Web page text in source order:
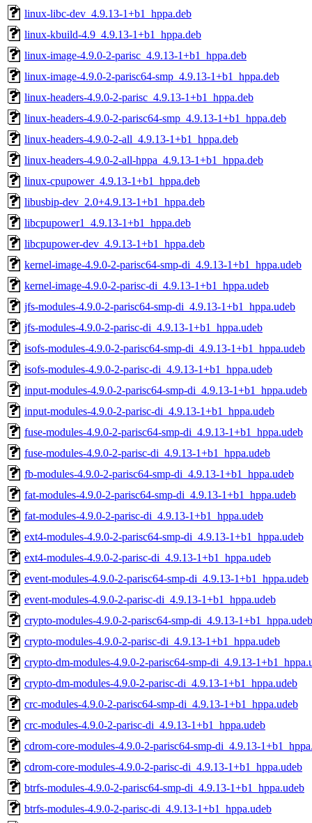
linux-libc-dev_4.9.13-1+b1_hppa.deb
linux-kbuild-4.9_4.9.13-1+b1_hppa.deb
linux-image-4.9.0-2-parisc_4.9.13-1+b1_hppa.deb
linux-image-4.9.0-2-parisc64-smp_4.9.13-1+b1_hppa.deb
linux-headers-4.9.0-2-parisc_4.9.13-1+b1_hppa.deb
linux-headers-4.9.0-2-parisc64-smp_4.9.13-1+b1_hppa.deb
linux-headers-4.9.0-2-all_4.9.13-1+b1_hppa.deb
linux-headers-4.9.0-2-all-hppa_4.9.13-1+b1_hppa.deb
linux-cpupower_4.9.13-1+b1_hppa.deb
libusbip-dev_2.0+4.9.13-1+b1_hppa.deb
libcpupower1_4.9.13-1+b1_hppa.deb
libcpupower-dev_4.9.13-1+b1_hppa.deb
kernel-image-4.9.0-2-parisc64-smp-di_4.9.13-1+b1_hppa.udeb
kernel-image-4.9.0-2-parisc-di_4.9.13-1+b1_hppa.udeb
jfs-modules-4.9.0-2-parisc64-smp-di_4.9.13-1+b1_hppa.udeb
jfs-modules-4.9.0-2-parisc-di_4.9.13-1+b1_hppa.udeb
isofs-modules-4.9.0-2-parisc64-smp-di_4.9.13-1+b1_hppa.udeb
isofs-modules-4.9.0-2-parisc-di_4.9.13-1+b1_hppa.udeb
input-modules-4.9.0-2-parisc64-smp-di_4.9.13-1+b1_hppa.udeb
input-modules-4.9.0-2-parisc-di_4.9.13-1+b1_hppa.udeb
fuse-modules-4.9.0-2-parisc64-smp-di_4.9.13-1+b1_hppa.udeb
fuse-modules-4.9.0-2-parisc-di_4.9.13-1+b1_hppa.udeb
fb-modules-4.9.0-2-parisc64-smp-di_4.9.13-1+b1_hppa.udeb
fat-modules-4.9.0-2-parisc64-smp-di_4.9.13-1+b1_hppa.udeb
fat-modules-4.9.0-2-parisc-di_4.9.13-1+b1_hppa.udeb
ext4-modules-4.9.0-2-parisc64-smp-di_4.9.13-1+b1_hppa.udeb
ext4-modules-4.9.0-2-parisc-di_4.9.13-1+b1_hppa.udeb
event-modules-4.9.0-2-parisc64-smp-di_4.9.13-1+b1_hppa.udeb
event-modules-4.9.0-2-parisc-di_4.9.13-1+b1_hppa.udeb
crypto-modules-4.9.0-2-parisc64-smp-di_4.9.13-1+b1_hppa.udeb
crypto-modules-4.9.0-2-parisc-di_4.9.13-1+b1_hppa.udeb
crypto-dm-modules-4.9.0-2-parisc64-smp-di_4.9.13-
crypto-dm-modules-4.9.0-2-parisc-di_4.9.13-1+b1_hppa.udeb
crc-modules-4.9.0-2-parisc64-smp-di_4.9.13-1+b1_hppa.udeb
crc-modules-4.9.0-2-parisc-di_4.9.13-1+b1_hppa.udeb
cdrom-core-modules-4.9.0-2-parisc64-smp-di_4.9.13-
cdrom-core-modules-4.9.0-2-parisc-di_4.9.13-1+b1_hppa.udeb
btrfs-modules-4.9.0-2-parisc64-smp-di_4.9.13-1+b1_hppa.udeb
btrfs-modules-4.9.0-2-parisc-di_4.9.13-1+b1_hppa.udeb